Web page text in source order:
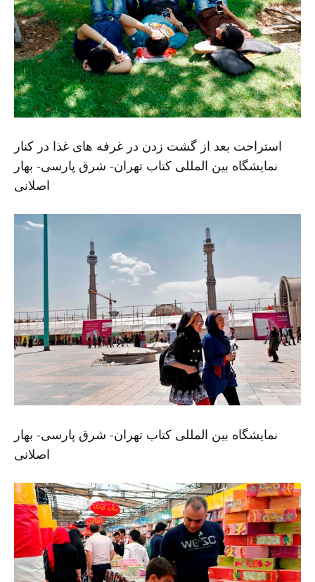
استراحت بعد از گشت زدن در غرفه های غذا در کنار
نمایشگاه بین المللی کتاب تهران- شرق پارسی- بهار
اصلانی
نمایشگاه بین المللی کتاب تهران- شرق پارسی- بهار
اصلانی